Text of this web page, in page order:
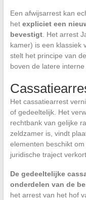
Een afwijsarrest kan
het expliciet een
bevestigt. Het arrest
kamer) is een klassiek
stelt het principe van
boven de latere
Het cassatiearrest
of gedeeltelijk. Het
rechtbank van gelijke
zeldzamer is, vindt
elementen beschikt
juridische traject
De gedeeltelijke
onderdelen van de
het arrest van het hof